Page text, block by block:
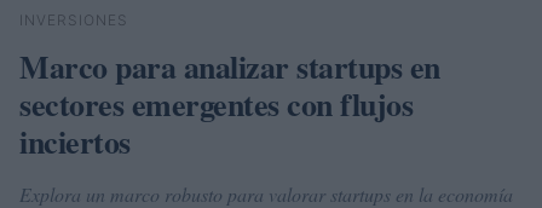
Buscar
INVERSIONES
Marco para analizar startups en
sectores emergentes con flujos
inciertos
Explora un marco robusto para valorar startups en la economía